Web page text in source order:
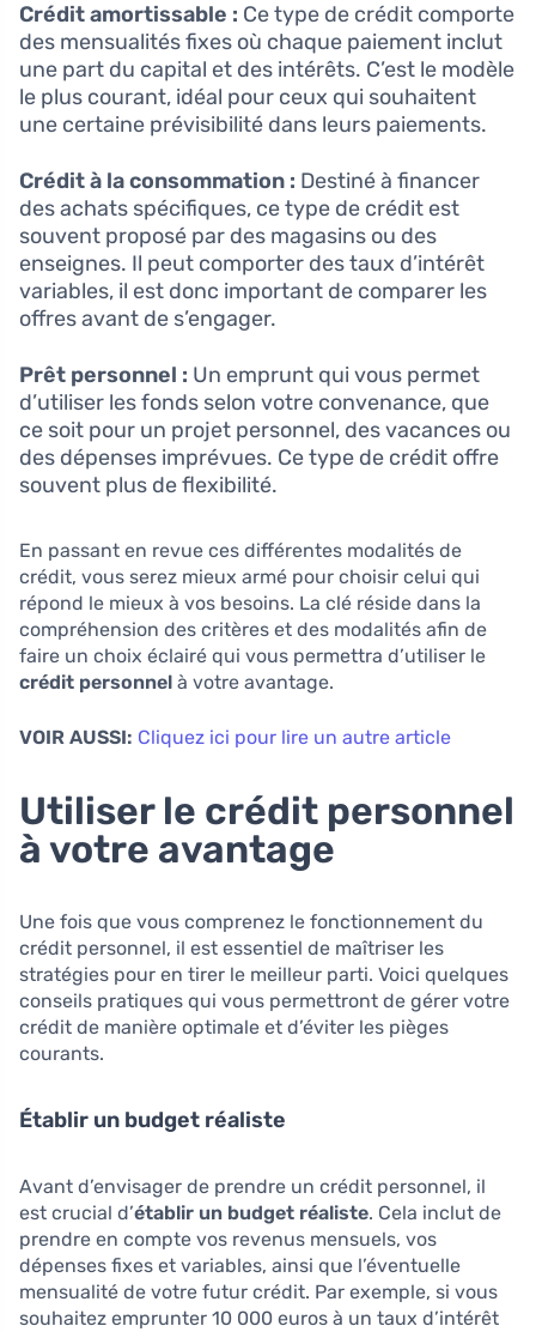
Crédit amortissable : Ce type de crédit comporte
des mensualités fixes où chaque paiement inclut
une part du capital et des intérêts. C’est le modèle
le plus courant, idéal pour ceux qui souhaitent
une certaine prévisibilité dans leurs paiements.
Crédit à la consommation : Destiné à financer
des achats spécifiques, ce type de crédit est
souvent proposé par des magasins ou des
enseignes. Il peut comporter des taux d’intérêt
variables, il est donc important de comparer les
offres avant de s’engager.
Prêt personnel : Un emprunt qui vous permet
d’utiliser les fonds selon votre convenance, que
ce soit pour un projet personnel, des vacances ou
des dépenses imprévues. Ce type de crédit offre
souvent plus de flexibilité.
En passant en revue ces différentes modalités de
crédit, vous serez mieux armé pour choisir celui qui
répond le mieux à vos besoins. La clé réside dans la
compréhension des critères et des modalités afin de
faire un choix éclairé qui vous permettra d’utiliser le
crédit personnel à votre avantage.
VOIR AUSSI: Cliquez ici pour lire un autre article
Utiliser le crédit personnel
à votre avantage
Une fois que vous comprenez le fonctionnement du
crédit personnel, il est essentiel de maîtriser les
stratégies pour en tirer le meilleur parti. Voici quelques
conseils pratiques qui vous permettront de gérer votre
crédit de manière optimale et d’éviter les pièges
courants.
Établir un budget réaliste
Avant d’envisager de prendre un crédit personnel, il
est crucial d’établir un budget réaliste. Cela inclut de
prendre en compte vos revenus mensuels, vos
dépenses fixes et variables, ainsi que l’éventuelle
mensualité de votre futur crédit. Par exemple, si vous
souhaitez emprunter 10 000 euros à un taux d’intérêt